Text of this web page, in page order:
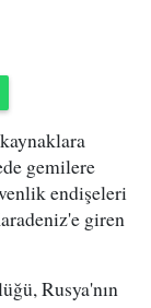
gemilere
endişeleri
giren
Rusya'nın